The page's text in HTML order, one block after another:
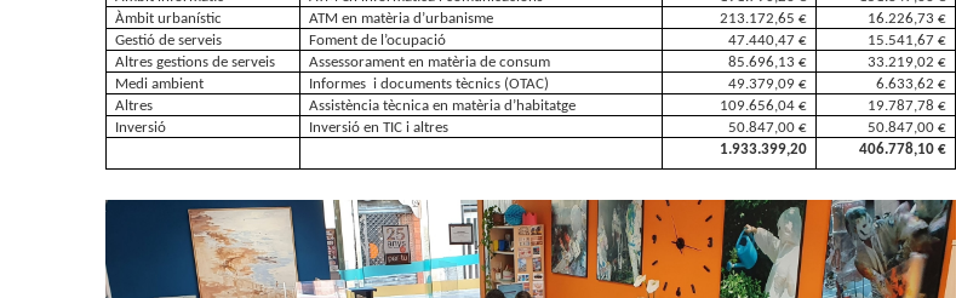
Àmbit urbanístic
ATM en matèria d’urbanisme 213.172,65 €
16.226,73 €
Gestió de serveis
Foment de l’ocupació 47.440,47 €
15.541,67 €
Altres gestions de serveis
Assessorament en matèria de consum 85.696,13 €
33.219,02 €
Medi ambient
Informes  i documents tècnics (OTAC) 49.379,09 €
6.633,62 €
Altres
Assistència tècnica en matèria d’habitatge 109.656,04 €
19.787,78 €
Inversió
Inversió en TIC i altres 50.847,00 €
50.847,00 €
1.933.399,20
406.778,10 €